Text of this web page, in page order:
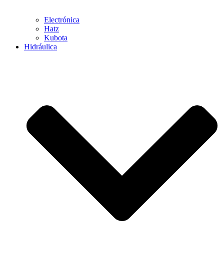
Electrónica
Hatz
Kubota
Hidráulica